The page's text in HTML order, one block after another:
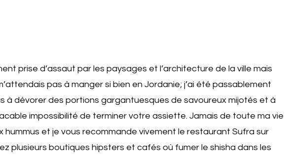
prise d’assaut par les paysages et l’architecture de la ville mais
pas à manger si bien en Jordanie; j’ai été passablement
à dévorer des portions gargantuesques de savoureux mijotés et à
impossibilité de terminer votre assiette. Jamais de toute ma vie
hummus et je vous recommande vivement le restaurant Sufra sur
plusieurs boutiques hipsters et cafés où fumer le shisha dans les